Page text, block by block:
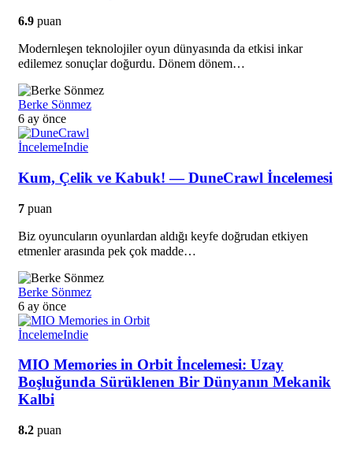
6.9 puan
Modernleşen teknolojiler oyun dünyasında da etkisi inkar
edilemez sonuçlar doğurdu. Dönem dönem…
Berke Sönmez
6 ay önce
İncelemeIndie
Kum, Çelik ve Kabuk! — DuneCrawl İncelemesi
7 puan
Biz oyuncuların oyunlardan aldığı keyfe doğrudan etkiyen
etmenler arasında pek çok madde…
Berke Sönmez
6 ay önce
İncelemeIndie
MIO Memories in Orbit İncelemesi: Uzay
Boşluğunda Sürüklenen Bir Dünyanın Mekanik
Kalbi
8.2 puan